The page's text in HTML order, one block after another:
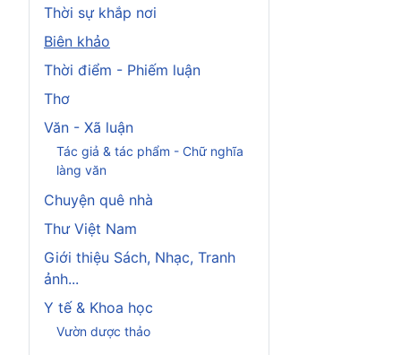
Thời sự khắp nơi
Biên khảo
Thời điểm - Phiếm luận
Thơ
Văn - Xã luận
Tác giả & tác phẩm - Chữ nghĩa
làng văn
Chuyện quê nhà
Thư Việt Nam
Giới thiệu Sách, Nhạc, Tranh
ảnh...
Y tế & Khoa học
Vườn dược thảo